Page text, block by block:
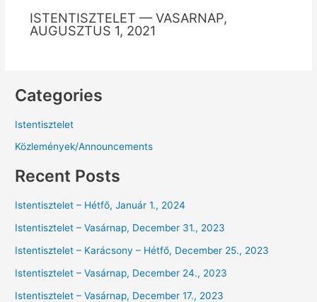
ISTENTISZTELET — VASARNAP,
AUGUSZTUS 1, 2021
Categories
Istentisztelet
Közlemények/Announcements
Recent Posts
Istentisztelet – Hétfő, Január 1., 2024
Istentisztelet – Vasárnap, December 31., 2023
Istentisztelet – Karácsony – Hétfő, December 25., 2023
Istentisztelet – Vasárnap, December 24., 2023
Istentisztelet – Vasárnap, December 17., 2023